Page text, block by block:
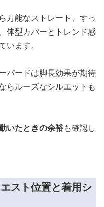
万能なストレート、すっ
体型カバーとトレンド感
ます。
パードは脚長効果が期待
らルーズなシルエットも
いたときの余裕も確認し
スト位置と着用シ